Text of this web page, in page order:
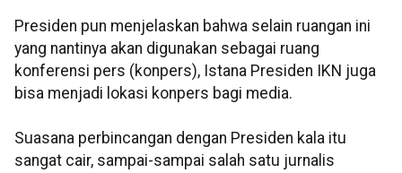
Presiden pun menjelaskan bahwa selain ruangan ini
yang nantinya akan digunakan sebagai ruang
konferensi pers (konpers), Istana Presiden IKN juga
bisa menjadi lokasi konpers bagi media.
Suasana perbincangan dengan Presiden kala itu
sangat cair, sampai-sampai salah satu jurnalis